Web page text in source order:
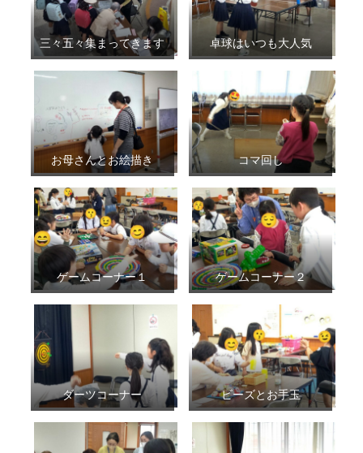
三々五々集まってきます 卓球はいつも大人気
お母さんとお絵描き コマ回し
ゲームコーナー１ ゲームコーナー２
ダーツコーナー ビーズとお手玉